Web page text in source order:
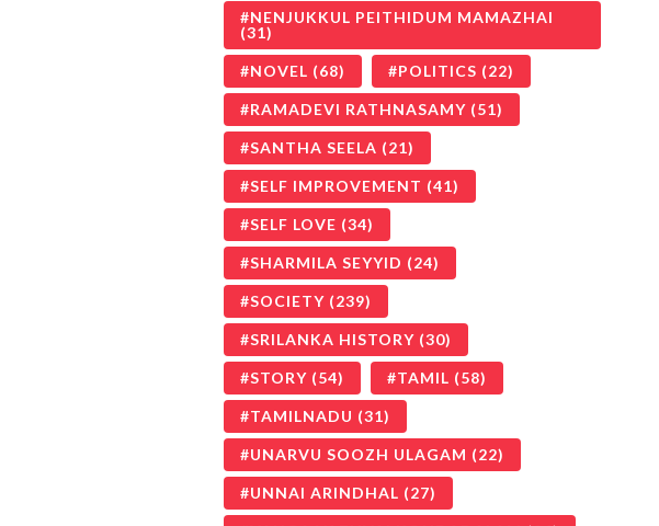
NENJUKKUL PEITHIDUM MAMAZHAI
(31)
NOVEL (68) POLITICS (22)
RAMADEVI RATHNASAMY (51)
SANTHA SEELA (21)
SELF IMPROVEMENT (41)
SELF LOVE (34)
SHARMILA SEYYID (24)
SOCIETY (239)
SRILANKA HISTORY (30)
STORY (54) TAMIL (58)
TAMILNADU (31)
UNARVU SOOZH ULAGAM (22)
UNNAI ARINDHAL (27)